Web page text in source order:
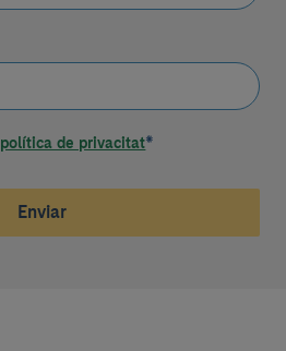
política de privacitat*
Enviar